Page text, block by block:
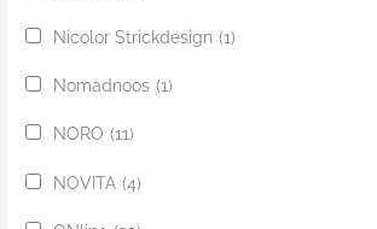
Nicolor Strickdesign (1)
Nomadnoos (1)
NORO (11)
NOVITA (4)